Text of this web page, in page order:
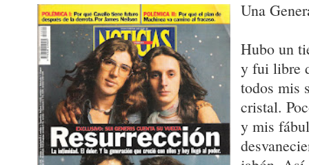
Una
Hubo un
y fui libre
todos mis
cristal.
y mis